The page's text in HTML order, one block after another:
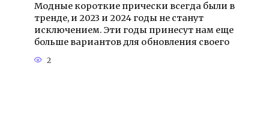
Модные короткие прически всегда были в
тренде, и 2023 и 2024 годы не станут
исключением. Эти годы принесут нам еще
больше вариантов для обновления своего
2